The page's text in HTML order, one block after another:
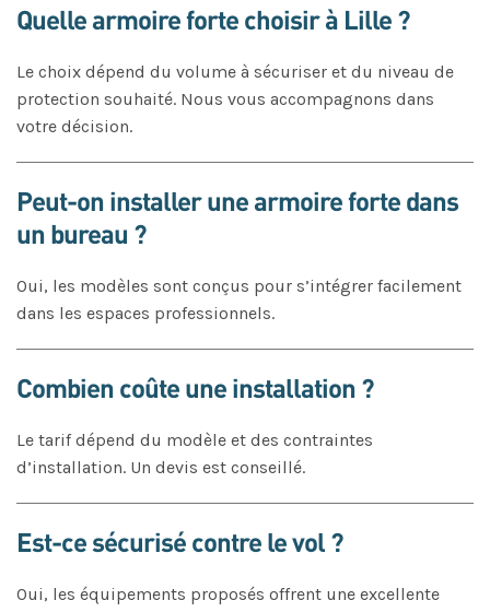
Quelle armoire forte choisir à Lille ?
Le choix dépend du volume à sécuriser et du niveau de
protection souhaité. Nous vous accompagnons dans
votre décision.
Peut-on installer une armoire forte dans
un bureau ?
Oui, les modèles sont conçus pour s’intégrer facilement
dans les espaces professionnels.
Combien coûte une installation ?
Le tarif dépend du modèle et des contraintes
d’installation. Un devis est conseillé.
Est-ce sécurisé contre le vol ?
Oui, les équipements proposés offrent une excellente